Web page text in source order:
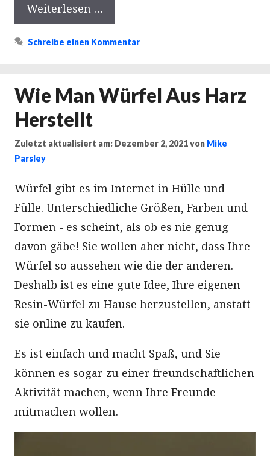
Weiterlesen …
Schreibe einen Kommentar
Wie Man Würfel Aus Harz
Herstellt
Zuletzt aktualisiert am: Dezember 2, 2021von Mike
Parsley
Würfel gibt es im Internet in Hülle und
Fülle. Unterschiedliche Größen, Farben und
Formen - es scheint, als ob es nie genug
davon gäbe! Sie wollen aber nicht, dass Ihre
Würfel so aussehen wie die der anderen.
Deshalb ist es eine gute Idee, Ihre eigenen
Resin-Würfel zu Hause herzustellen, anstatt
sie online zu kaufen.
Es ist einfach und macht Spaß, und Sie
können es sogar zu einer freundschaftlichen
Aktivität machen, wenn Ihre Freunde
mitmachen wollen.